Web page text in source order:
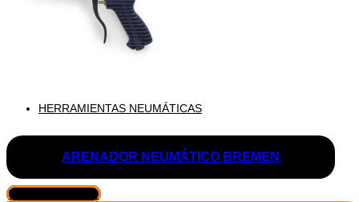
HERRAMIENTAS NEUMÁTICAS
ARENADOR NEUMÁTICO BREMEN
VER PRODUCTO